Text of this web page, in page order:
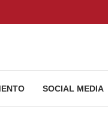
SOCIAL MEDIA